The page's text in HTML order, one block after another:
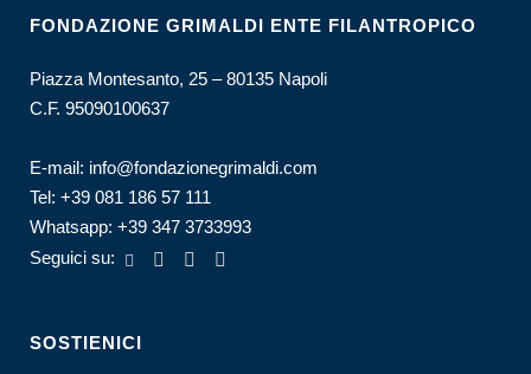
FONDAZIONE GRIMALDI ENTE FILANTROPICO
Piazza Montesanto, 25 – 80135 Napoli
C.F. 95090100637
E-mail: info@fondazionegrimaldi.com
Tel: +39 081 186 57 111
Whatsapp: +39 347 3733993
Seguici su:
SOSTIENICI